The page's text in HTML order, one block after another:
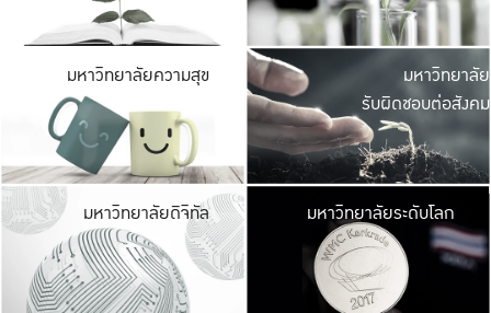
มหาวิทยาลัยความสุข มหาวิ
ค
เปิดประ
และพบเรื่องราวใ
มหาวิทยาลัย
รับผิดชอบต่อสังคม
มหาวิทยาลัยดิจิทัล มหาวิ
เปลี่ยนแปลง แล
เพื่อทำง
ระบบสารสนเทศ
มหาวิทยาลัยระดับโลก